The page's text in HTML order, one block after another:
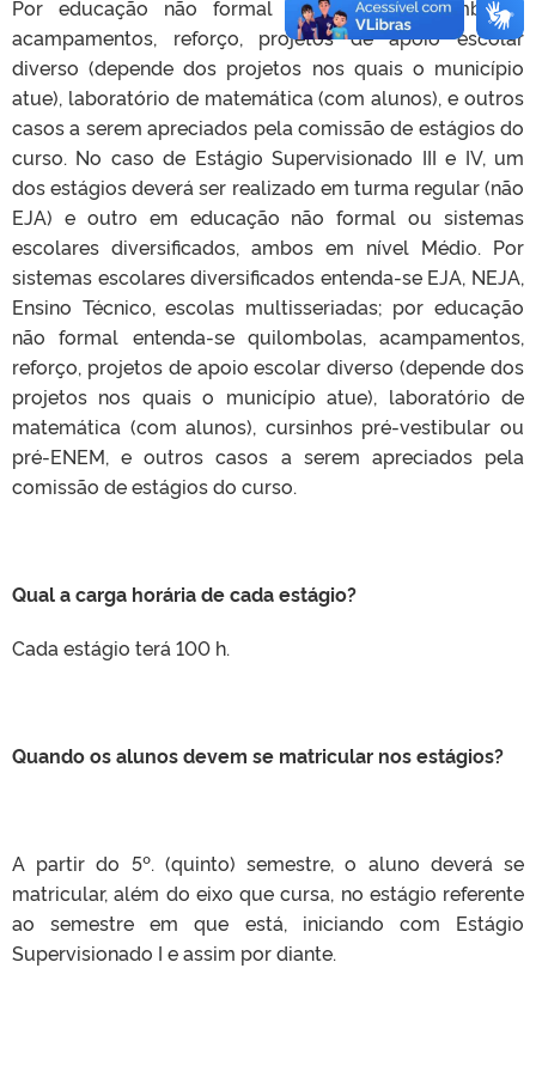
Por educação não formal entenda-se quilombolas,
acampamentos, reforço, projetos de apoio escolar
diverso (depende dos projetos nos quais o município
atue), laboratório de matemática (com alunos), e outros
casos a serem apreciados pela comissão de estágios do
curso. No caso de Estágio Supervisionado III e IV, um
dos estágios deverá ser realizado em turma regular (não
EJA) e outro em educação não formal ou sistemas
escolares diversificados, ambos em nível Médio. Por
sistemas escolares diversificados entenda-se EJA, NEJA,
Ensino Técnico, escolas multisseriadas; por educação
não formal entenda-se quilombolas, acampamentos,
reforço, projetos de apoio escolar diverso (depende dos
projetos nos quais o município atue), laboratório de
matemática (com alunos), cursinhos pré-vestibular ou
pré-ENEM, e outros casos a serem apreciados pela
comissão de estágios do curso.
Qual a carga horária de cada estágio?
Cada estágio terá 100 h.
Quando os alunos devem se matricular nos estágios?
A partir do 5º. (quinto) semestre, o aluno deverá se
matricular, além do eixo que cursa, no estágio referente
ao semestre em que está, iniciando com Estágio
Supervisionado I e assim por diante.